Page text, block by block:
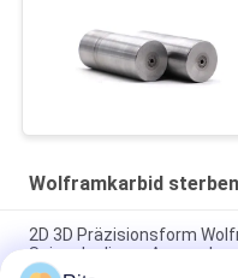
Wolframkarbid sterben
2D 3D Präzisionsform
Spiegelpolieren Anpassbar